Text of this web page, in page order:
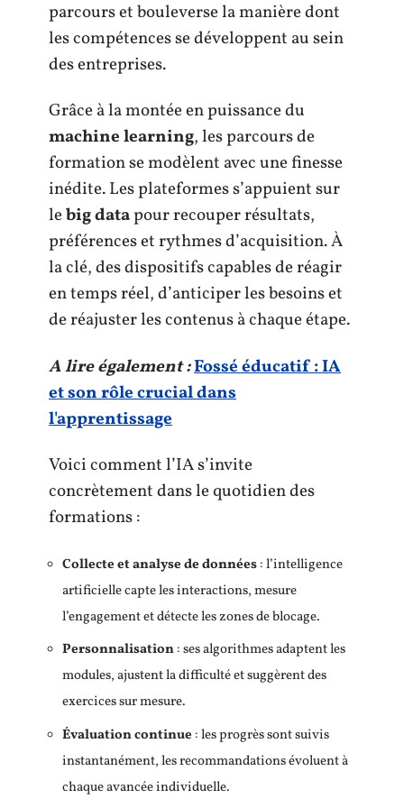
parcours et bouleverse la manière dont
les compétences se développent au sein
des entreprises.
Grâce à la montée en puissance du
machine learning, les parcours de
formation se modèlent avec une finesse
inédite. Les plateformes s’appuient sur
lebig datapour recouper résultats,
préférences et rythmes d’acquisition. À
la clé, des dispositifs capables de réagir
en temps réel, d’anticiper les besoins et
de réajuster les contenus à chaque étape.
A lire également :Fossé éducatif : IA
et son rôle crucial dans
l'apprentissage
Voici comment l’IA s’invite
concrètement dans le quotidien des
formations :
Collecte et analyse de données: l’intelligence
artificielle capte les interactions, mesure
l’engagement et détecte les zones de blocage.
Personnalisation: ses algorithmes adaptent les
modules, ajustent la difficulté et suggèrent des
exercices sur mesure.
Évaluation continue : les progrès sont suivis
instantanément, les recommandations évoluent à
chaque avancée individuelle.